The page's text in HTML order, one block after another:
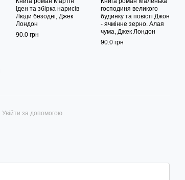
Іден та збірка нарисів
Люди безодні, Джек
Лондон
90.0 грн
господиня великого
будинку та повісті Джон
- ячмінне зерно. Алая
чума, Джек Лондон
90.0 грн
Увійти за допомогою